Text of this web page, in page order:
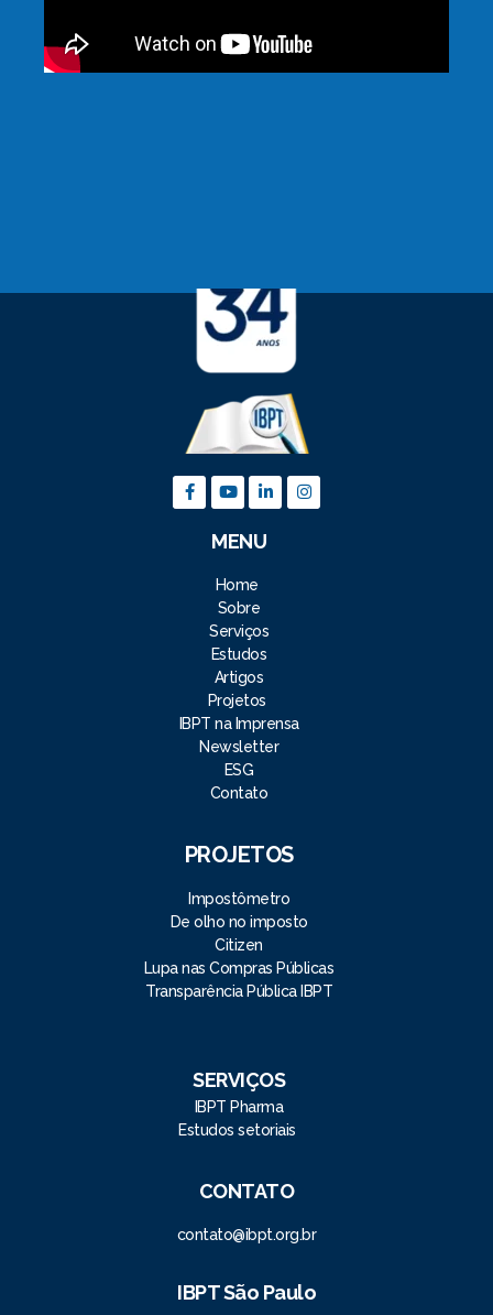
MENU
Home
Sobre
Serviços
Estudos
Artigos
Projetos
IBPT na Imprensa
Newsletter
ESG
Contato
PROJETOS
Impostômetro
De olho no imposto
Citizen
Lupa nas Compras Públicas
Transparência Pública IBPT
SERVIÇOS
IBPT Pharma
Estudos setoriais
CONTATO
contato@ibpt.org.br
IBPT São Paulo